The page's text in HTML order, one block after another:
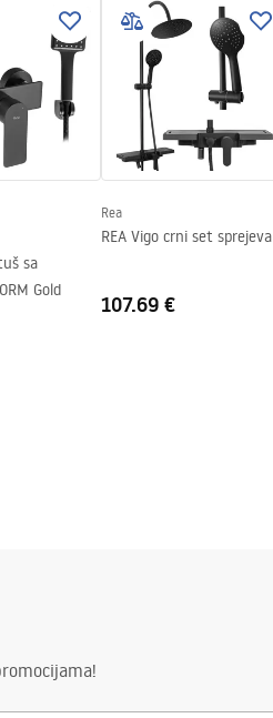
sa
Gold
Rea
REA Vigo crni set sprejeva
107.69 €